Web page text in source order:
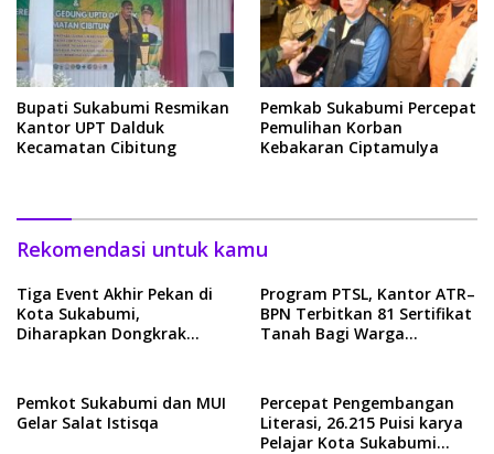
Bupati Sukabumi Resmikan
Kantor UPT Dalduk
Kecamatan Cibitung
Pemkab Sukabumi Percepat
Pemulihan Korban
Kebakaran Ciptamulya
Rekomendasi untuk kamu
Tiga Event Akhir Pekan di
Kota Sukabumi,
Diharapkan Dongkrak
Program PTSL, Kantor ATR–
BPN Terbitkan 81 Sertifikat
Tanah Bagi Warga
Pemkot Sukabumi dan MUI
Gelar Salat Istisqa
Percepat Pengembangan
Literasi, 26.215 Puisi karya
Pelajar Kota Sukabumi